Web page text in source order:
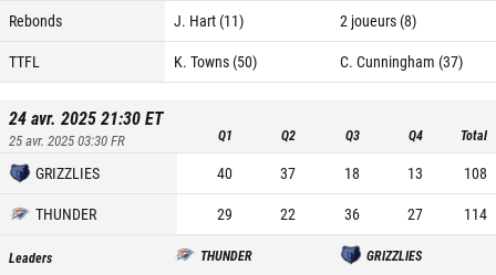
Rebonds
J. Hart (11)
2 joueurs (8)
TTFL
K. Towns (50) C. Cunningham (37)
24 avr. 2025 21:30ET
25 avr. 2025 03:30FR Q1 Q2 Q3 Q4 Total
GRIZZLIES 40 37 18 13
108
THUNDER
29 22 36 27 114
Leaders THUNDER GRIZZLIES